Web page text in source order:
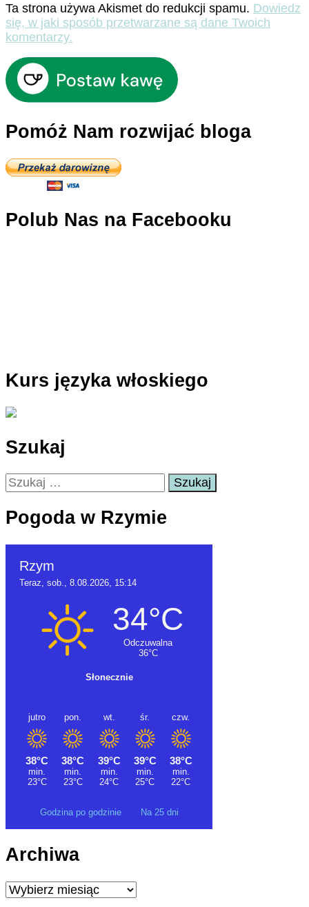
Ta strona używa Akismet do redukcji spamu. Dowiedz
się, w jaki sposób przetwarzane są dane Twoich
komentarzy.
Pomóż Nam rozwijać bloga
Polub Nas na Facebooku
Kurs języka włoskiego
Szukaj
Szukaj:
Pogoda w Rzymie
Godzina po godzinie Na 25 dni
Archiwa
Archiwa